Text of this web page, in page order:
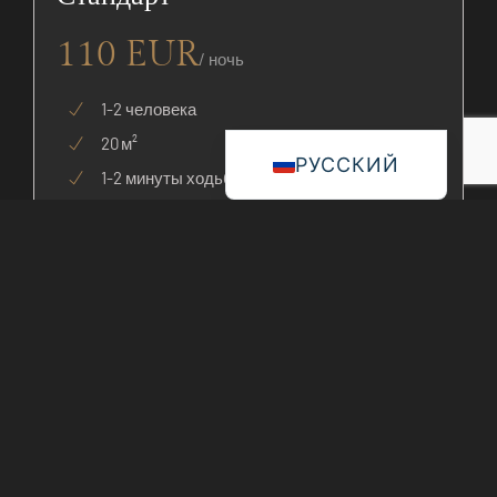
110 EUR/ ночь
1-2 человека
20 м²
1-2 минуты ходьбы от главного здания
РУССКИЙ